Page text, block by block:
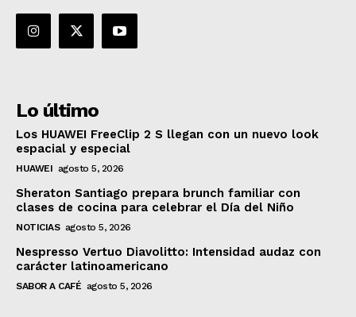
Lo último
Los HUAWEI FreeClip 2 S llegan con un nuevo look
espacial y especial
HUAWEI agosto 5, 2026
Sheraton Santiago prepara brunch familiar con
clases de cocina para celebrar el Día del Niño
NOTICIAS agosto 5, 2026
Nespresso Vertuo Diavolitto: Intensidad audaz con
carácter latinoamericano
SABOR A CAFÉ agosto 5, 2026